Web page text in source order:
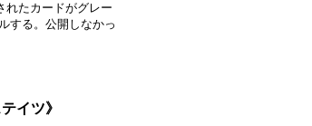
れたカードがグレー
する。公開しなかっ
イツ》